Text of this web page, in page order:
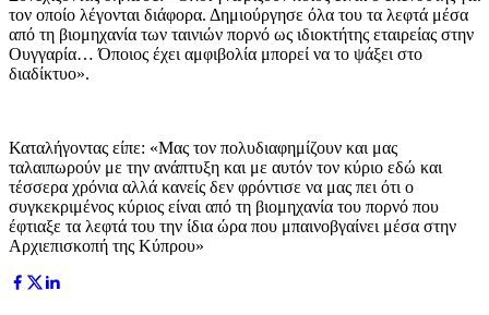
τον οποίο λέγονται διάφορα. Δημιούργησε όλα του τα λεφτά μέσα
από τη βιομηχανία των ταινιών πορνό ως ιδιοκτήτης εταιρείας στην
Ουγγαρία… Όποιος έχει αμφιβολία μπορεί να το ψάξει στο
διαδίκτυο».
Καταλήγοντας είπε: «Μας τον πολυδιαφημίζουν και μας
ταλαιπωρούν με την ανάπτυξη και με αυτόν τον κύριο εδώ και
τέσσερα χρόνια αλλά κανείς δεν φρόντισε να μας πει ότι ο
συγκεκριμένος κύριος είναι από τη βιομηχανία του πορνό που
έφτιαξε τα λεφτά του την ίδια ώρα που μπαινοβγαίνει μέσα στην
Αρχιεπισκοπή της Κύπρου»